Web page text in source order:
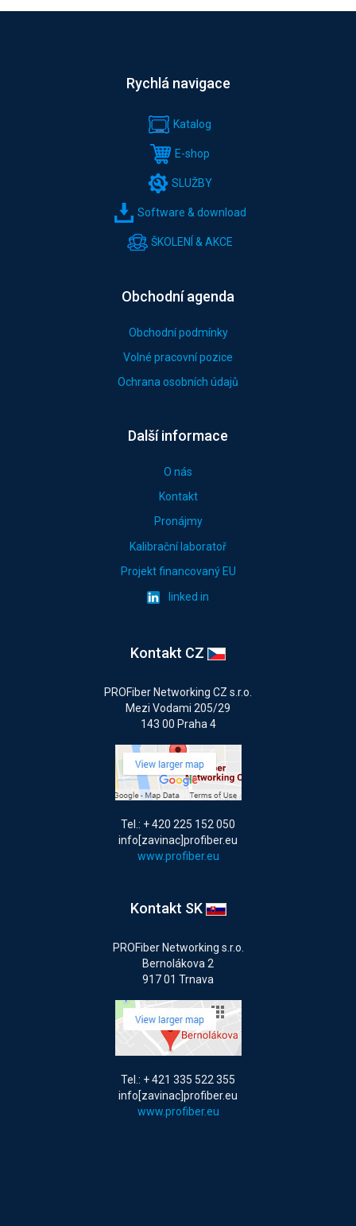
Rychlá navigace
Katalog
E-shop
SLUŽBY
Software & download
ŠKOLENÍ & AKCE
Obchodní agenda
Obchodní podmínky
Volné pracovní pozice
Ochrana osobních údajů
Další informace
O nás
Kontakt
Pronájmy
Kalibrační laboratoř
Projekt financovaný EU
linked in
Kontakt CZ
PROFiber Networking CZ s.r.o.
Mezi Vodami 205/29
143 00 Praha 4
Tel.: + 420 225 152 050
info[zavinac]profiber.eu
www.profiber.eu
Kontakt SK
PROFiber Networking s.r.o.
Bernolákova 2
917 01 Trnava
Tel.: + 421 335 522 355
info[zavinac]profiber.eu
www.profiber.eu